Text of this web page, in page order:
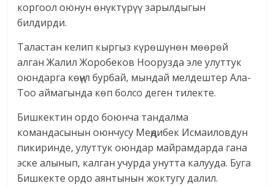
коргоол оюнун өнүктүрүү зарылдыгын
билдирди.
Таластан келип кыргыз күрөшүнөн мөөрөй
алган Жалил Жоробеков Ноорузда эле улуттук
оюндарга көңүл бурбай, мындай мелдештер Ала-
Тоо аймагында көп болсо деген тилекте.
Бишкектин ордо боюнча тандалма
командасынын оюнчусу Меңдибек Исмаиловдун
пикиринде, улуттук оюндар майрамдарда гана
эске алынып, калган учурда унутта калууда. Буга
Бишкекте ордо аянтынын жоктугу далил.